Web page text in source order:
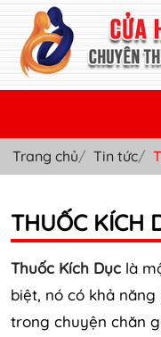
TRANG CHỦ
THUỐC NƯỚC KÍCH
THUỐC VIÊN KÍCH DỤC
SẢN PHẨM KHÁC
Trang chủ Tin tức
THUỐC KÍCH
Thuốc Kích Dục là
biệt, nó có khả
trong chuyện chăn